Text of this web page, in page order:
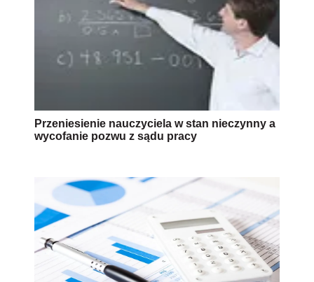
Przeniesienie nauczyciela w stan nieczynny a
wycofanie pozwu z sądu pracy